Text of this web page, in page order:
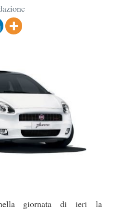
giornata di ieri la